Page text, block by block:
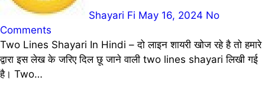
Shayari Fi May 16, 2024 No
Comments
Two Lines Shayari In Hindi – दो लाइन शायरी खोज रहे है तो हमारे
द्वारा इस लेख के जरिए दिल छू जाने वाली two lines shayari लिखी गई
है। Two…